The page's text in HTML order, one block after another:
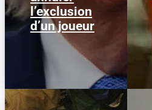
l’exclusion
d’un joueur